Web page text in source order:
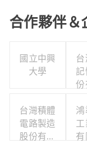
合作夥伴＆
國立中興
大學
記
份
台灣積體
電路製造
股份有限